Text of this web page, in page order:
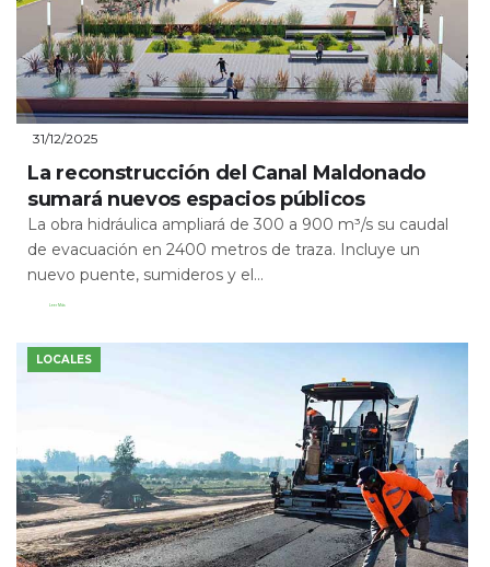
31/12/2025
La reconstrucción del Canal Maldonado
sumará nuevos espacios públicos
La obra hidráulica ampliará de 300 a 900 m³/s su caudal
de evacuación en 2400 metros de traza. Incluye un
nuevo puente, sumideros y el...
Leer Más
LOCALES